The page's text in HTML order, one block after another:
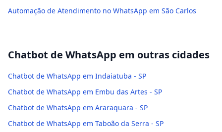
Automação de Atendimento no WhatsApp em São Carlos
Chatbot de WhatsApp em outras cidades
Chatbot de WhatsApp em Indaiatuba - SP
Chatbot de WhatsApp em Embu das Artes - SP
Chatbot de WhatsApp em Araraquara - SP
Chatbot de WhatsApp em Taboão da Serra - SP